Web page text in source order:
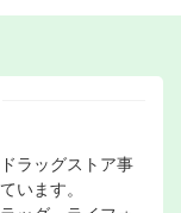
ラッグストア事
います。